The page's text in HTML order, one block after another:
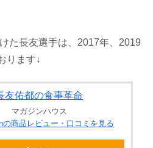
た長友選手は、2017年、2019
ります↓
友佑都の食事革命
マガジンハウス
の商品レビュー・口コミを見る